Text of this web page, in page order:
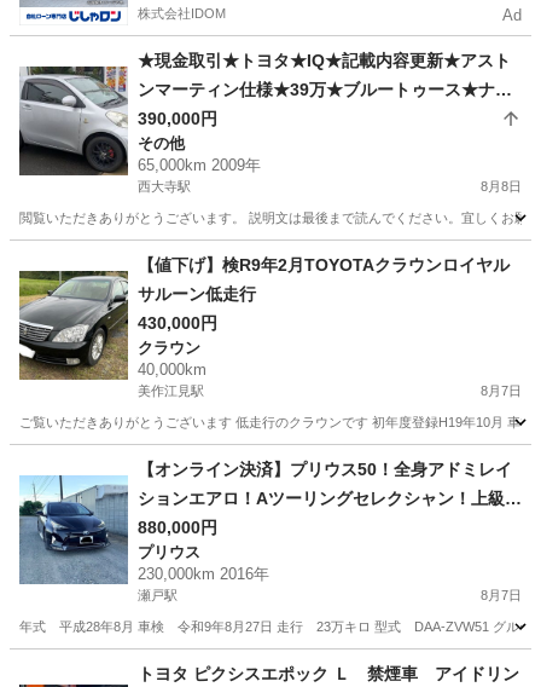
株式会社IDOM Ad
★現金取引★トヨタ★IQ★記載内容更新★アスト
ンマーティン仕様★39万★ブルートゥース★ナビ
★バックカメラ★２１年式★65000km走行★車検
令和10年7月まで★
390,000円
その他
65,000km 2009年
西大寺駅 8月8日
閲覧いただきありがとうございます。 説明文は最後まで読んでください。宜しく
西大寺駅 その他 アストンマーティン
【値下げ】検R9年2月TOYOTAクラウンロイヤル
サルーン低走行
430,000円
クラウン
40,000km
美作江見駅 8月7日
ご覧いただきありがとうございます 低走行のクラウンです 初年度登録H19年10月 車
美作江見駅 クラウン クラウンロイヤル
【オンライン決済】プリウス50！全身アドミレイ
ションエアロ！Aツーリングセレクシャン！上級グ
レード
880,000円
プリウス
230,000km 2016年
瀬戸駅 8月7日
年式 平成28年8月 車検 令和9年8月27日 走行 23万キロ 型式 DAA-ZVW51 グルー
瀬戸駅
トヨタ ピクシスエポック Ｌ 禁煙車 アイドリン